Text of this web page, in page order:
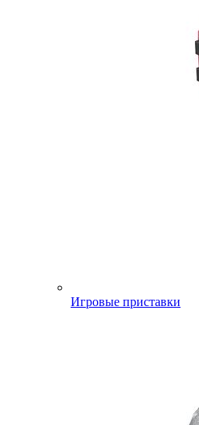
Игровые приставки